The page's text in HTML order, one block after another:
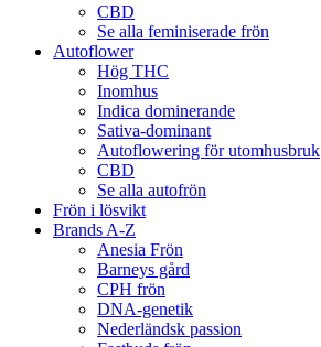
CBD
Se alla feminiserade frön
Autoflower
Hög THC
Inomhus
Indica dominerande
Sativa-dominant
Autoflowering för utomhusbruk
CBD
Se alla autofrön
Frön i lösvikt
Brands A-Z
Anesia Frön
Barneys gård
CPH frön
DNA-genetik
Nederländsk passion